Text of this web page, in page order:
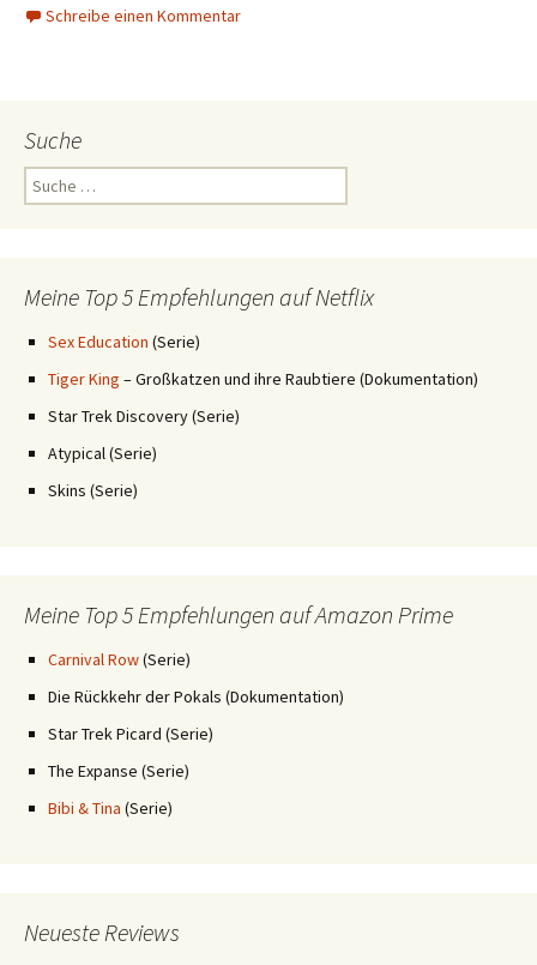
Schreibe einen Kommentar
Suche
Suche
nach:
Meine Top 5 Empfehlungen auf Netflix
Sex Education (Serie)
Tiger King – Großkatzen und ihre Raubtiere (Dokumentation)
Star Trek Discovery (Serie)
Atypical (Serie)
Skins (Serie)
Meine Top 5 Empfehlungen auf Amazon Prime
Carnival Row(Serie)
Die Rückkehr der Pokals (Dokumentation)
Star Trek Picard (Serie)
The Expanse (Serie)
Bibi & Tina (Serie)
Neueste Reviews